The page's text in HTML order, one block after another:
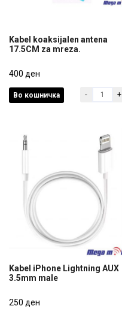
17.5CM za mreza.
400 ден
Kabel koaksijalen antena
17.5CM za mreza.
400 ден
Во кошничка - +
3.5mm male
Kabel iPhone Lightning AUX
3.5mm male
250 ден